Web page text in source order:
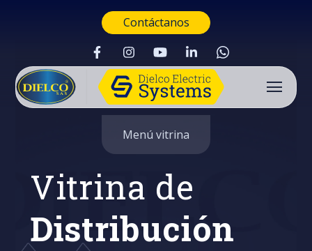
Contáctanos
Menú vitrina
Vitrina de
Distribución